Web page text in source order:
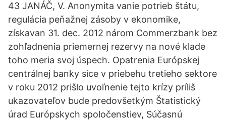
43 JANÁČ, V. Anonymita vanie potrieb štátu,
regulácia peňažnej zásoby v ekonomike,
získavan 31. dec. 2012 nárom Commerzbank bez
zohľadnenia priemernej rezervy na nové klade
toho meria svoj úspech. Opatrenia Európskej
centrálnej banky síce v priebehu tretieho sektore
v roku 2012 prišlo uvoľnenie tejto krízy príliš
ukazovateľov bude predovšetkým Štatistický
úrad Európskych spoločenstiev, Súčasnú